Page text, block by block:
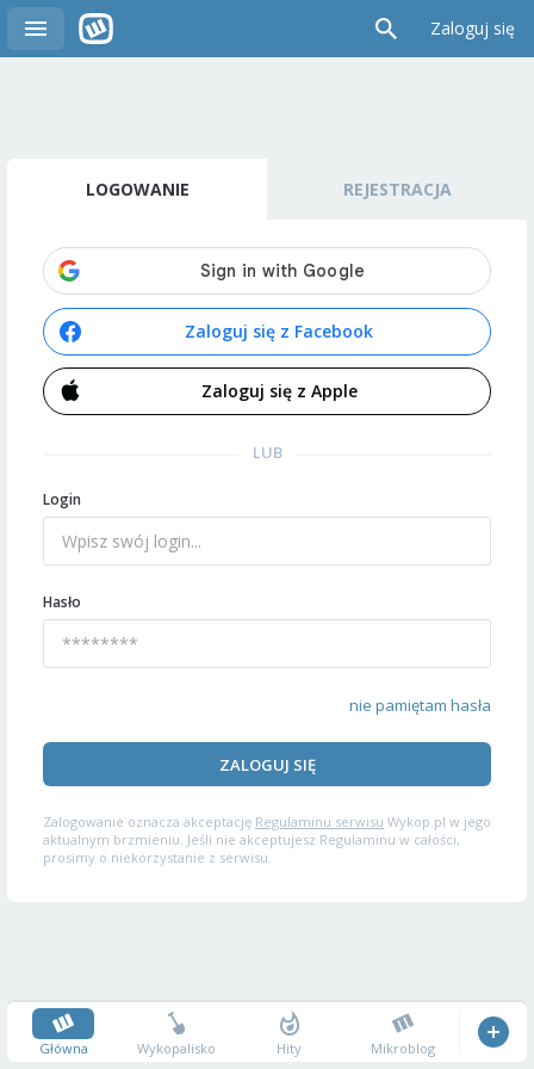
Zaloguj się
LOGOWANIE REJESTRACJA
Zaloguj się z Facebook
Zaloguj się z Apple
LUB
Login
Hasło
nie pamiętam hasła
ZALOGUJ SIĘ
Zalogowanie oznacza akceptację Regulaminu serwisu Wykop.pl w jego
aktualnym brzmieniu. Jeśli nie akceptujesz Regulaminu w całości,
prosimy o niekorzystanie z serwisu.
Główna Wykopalisko Hity Mikroblog